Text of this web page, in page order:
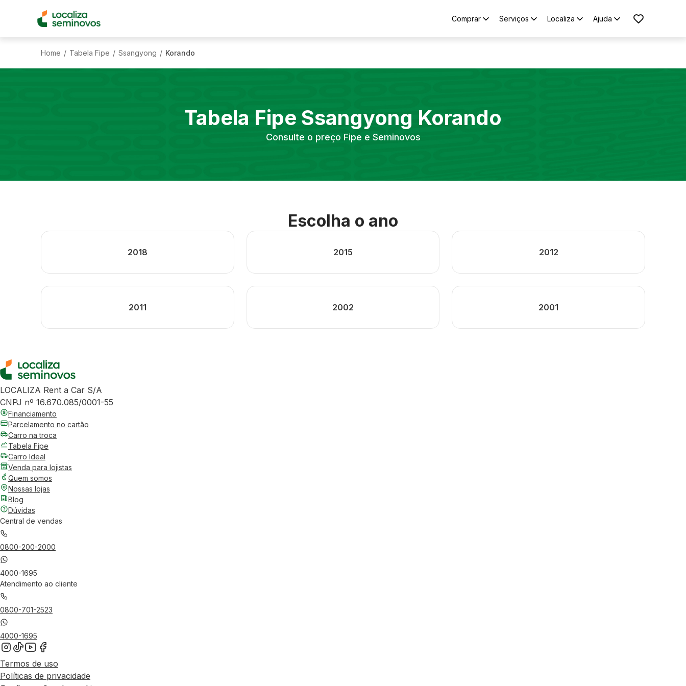
Comprar Serviços Localiza Ajuda
Home / Tabela Fipe / Ssangyong / Korando
Tabela Fipe Ssangyong Korando
Consulte o preço Fipe e Seminovos
Escolha o ano
2018 2015 2012
2011 2002 2001
LOCALIZA Rent a Car S/A
CNPJ nº 16.670.085/0001-55
Financiamento
Parcelamento no cartão
Carro na troca
Tabela Fipe
Carro Ideal
Venda para lojistas
Quem somos
Nossas lojas
Blog
Dúvidas
Central de vendas
0800-200-2000
4000-1695
Atendimento ao cliente
0800-701-2523
4000-1695
Termos de uso
Políticas de privacidade